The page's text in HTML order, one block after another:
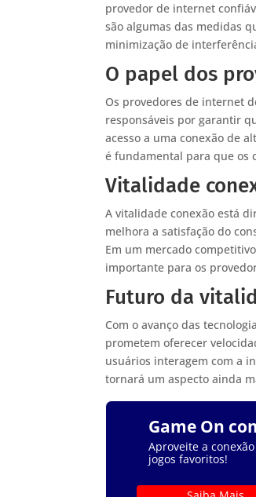
provedor de internet
são algumas das medidas
minimização de
O papel dos
Os provedores de internet
responsáveis por garantir
acesso a uma conexão de
é fundamental para que os
Vitalidade
A vitalidade conexão está
melhora a satisfação do
Em um mercado
importante para os
Futuro da
Com o avanço das
prometem oferecer
usuários interagem com a
tornará um aspecto ainda
Game On
Aproveite a
jogos favoritos!